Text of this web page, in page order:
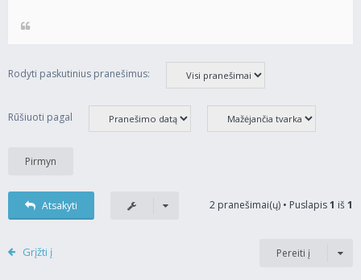
Rodyti paskutinius pranešimus:
Rūšiuoti pagal
Atsakyti 2 pranešimai(ų) • Puslapis1 iš1
Grįžti į Pereiti į